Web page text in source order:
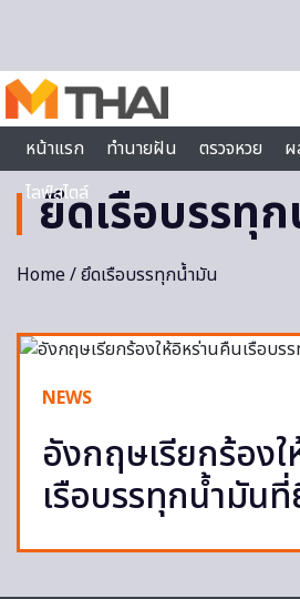
หน้าแรก
ทำนายฝัน ตรวจหวย
ไลฟ์สไตล์
ยึดเรือบรรทุ
Home/ ยึดเรือบรรทุกน้ำมัน
NEWS
อังกฤษเรียกร้อง
เรือบรรทุกน้ำมันที่